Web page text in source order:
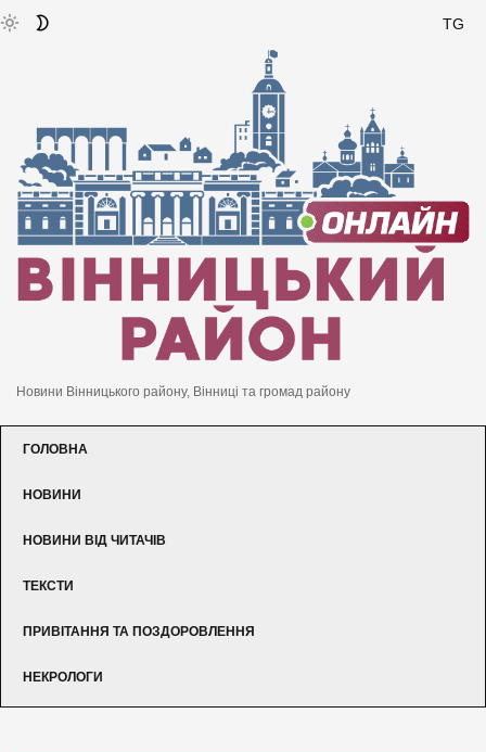
TG
Новини Вінницького району, Вінниці та громад району
ГОЛОВНА
НОВИНИ
НОВИНИ ВІД ЧИТАЧІВ
ТЕКСТИ
ПРИВІТАННЯ ТА ПОЗДОРОВЛЕННЯ
НЕКРОЛОГИ